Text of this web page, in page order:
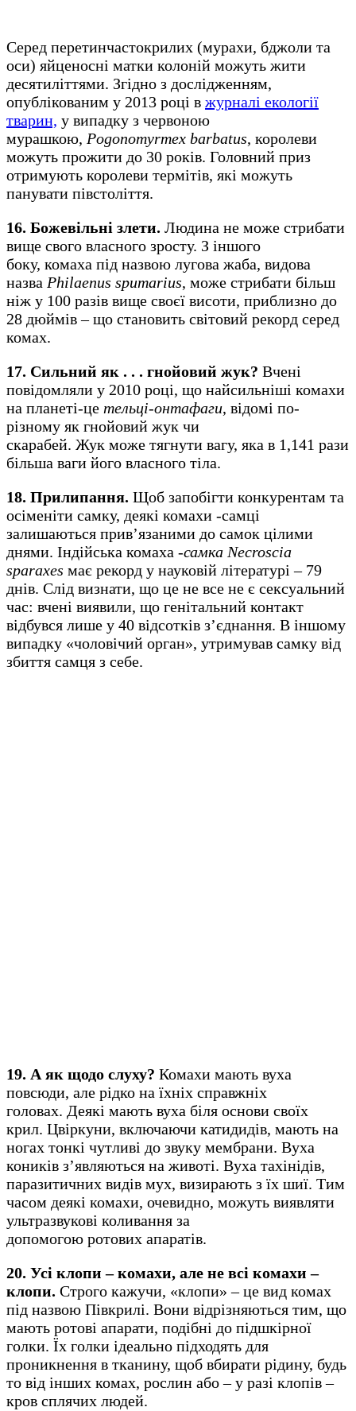
Серед перетинчастокрилих (мурахи, бджоли та
оси) яйценосні матки колоній можуть жити
десятиліттями. Згідно з дослідженням,
опублікованим у 2013 році в журналі екології
тварин, у випадку з червоною
мурашкою, Pogonomyrmex barbatus, королеви
можуть прожити до 30 років. Головний приз
отримують королеви термітів, які можуть
панувати півстоліття.
16. Божевільні злети. Людина не може стрибати
вище свого власного зросту. З іншого
боку, комаха під назвою лугова жаба, видова
назва Philaenus spumarius, може стрибати більш
ніж у 100 разів вище своєї висоти, приблизно до
28 дюймів – що становить світовий рекорд серед
комах.
17. Сильний як . . . гнойовий жук? Вчені
повідомляли у 2010 році, що найсильніші комахи
на планеті-це тельці-онтафаги, відомі по-
різному як гнойовий жук чи
скарабей. Жук може тягнути вагу, яка в 1,141 рази
більша ваги його власного тіла.
18. Прилипання. Щоб запобігти конкурентам та
осіменіти самку, деякі комахи -самці
залишаються прив’язаними до самок цілими
днями. Індійська комаха -самка Necroscia
sparaxes має рекорд у науковій літературі – 79
днів. Слід визнати, що це не все не є сексуальний
час: вчені виявили, що генітальний контакт
відбувся лише у 40 відсотків з’єднання. В іншому
випадку «чоловічий орган», утримував самку від
збиття самця з себе.
19. А як щодо слуху? Комахи мають вуха
повсюди, але рідко на їхніх справжніх
головах. Деякі мають вуха біля основи своїх
крил. Цвіркуни, включаючи катидидів, мають на
ногах тонкі чутливі до звуку мембрани. Вуха
коників з’являються на животі. Вуха тахінідів,
паразитичних видів мух, визирають з їх шиї. Тим
часом деякі комахи, очевидно, можуть виявляти
ультразвукові коливання за
допомогою ротових апаратів.
20. Усі клопи – комахи, але не всі комахи –
клопи. Строго кажучи, «клопи» – це вид комах
під назвою Півкрилі. Вони відрізняються тим, що
мають ротові апарати, подібні до підшкірної
голки. Їх голки ідеально підходять для
проникнення в тканину, щоб вбирати рідину, будь
то від інших комах, рослин або – у разі клопів –
кров сплячих людей.